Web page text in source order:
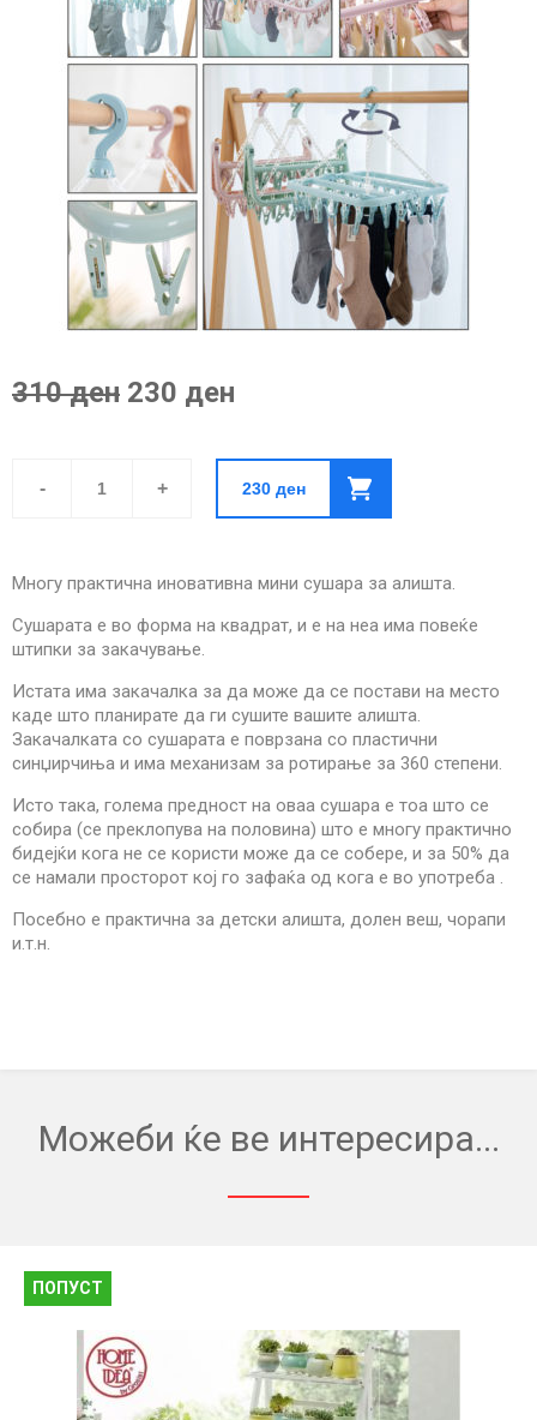
310 ден 230 ден
-
Мини
Сушара
+ 230 ден
Многу практична иновативна мини сушара за алишта.
Сушарата е во форма на квадрат, и е на неа има повеќе
штипки за закачување.
Истата има закачалка за да може да се постави на место
каде што планирате да ги сушите вашите алишта.
Закачалката со сушарата е поврзана со пластични
синџирчиња и има механизам за ротирање за 360 степени.
Исто така, голема предност на оваа сушара е тоа што се
собира (се преклопува на половина) што е многу практично
бидејќи кога не се користи може да се собере, и за 50% да
се намали просторот кој го зафаќа од кога е во употреба .
Посебно е практична за детски алишта, долен веш, чорапи
и.т.н.
Можеби ќе ве интересира...
ПОПУСТ